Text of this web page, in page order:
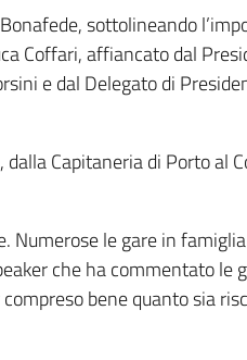
sottolineando
Coffari, affiancato dal
e dal Delegato di
Capitaneria di Porto al
Numerose le gare in
che ha commentato le
bene quanto sia